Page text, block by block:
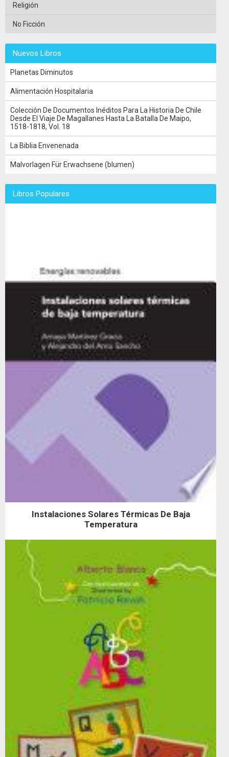
Religión
No Ficción
Nuevos Libros
Planetas Diminutos
Alimentación Hospitalaria
Colección De Documentos Inéditos Para La Historia De Chile
Desde El Viaje De Magallanes Hasta La Batalla De Maipo,
1518-1818, Vol. 18
La Biblia Envenenada
Malvorlagen Für Erwachsene (blumen)
Libros Populares
Instalaciones Solares Térmicas De Baja
Temperatura